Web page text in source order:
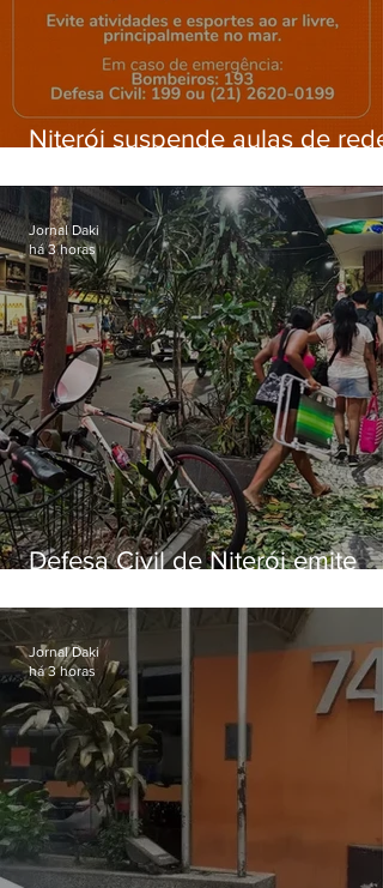
Niterói suspende aulas de rede
ventos fortes nesta sexta (7)
Defesa Civil de Niterói emite
sexta-feira (07)
Jornal Daki
há 3 horas
Jornal Daki
há 3 horas